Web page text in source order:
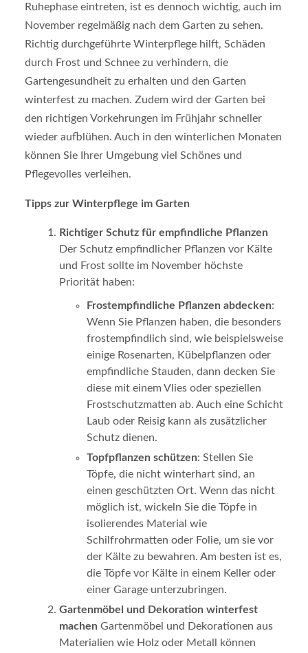
Ruhephase eintreten, ist es dennoch wichtig, auch im
November regelmäßig nach dem Garten zu sehen.
Richtig durchgeführte Winterpflege hilft, Schäden
durch Frost und Schnee zu verhindern, die
Gartengesundheit zu erhalten und den Garten
winterfest zu machen. Zudem wird der Garten bei
den richtigen Vorkehrungen im Frühjahr schneller
wieder aufblühen. Auch in den winterlichen Monaten
können Sie Ihrer Umgebung viel Schönes und
Pflegevolles verleihen.
Tipps zur Winterpflege im Garten
Richtiger Schutz für empfindliche Pflanzen
Der Schutz empfindlicher Pflanzen vor Kälte
und Frost sollte im November höchste
Priorität haben:
Frostempfindliche Pflanzen abdecken:
Wenn Sie Pflanzen haben, die besonders
frostempfindlich sind, wie beispielsweise
einige Rosenarten, Kübelpflanzen oder
empfindliche Stauden, dann decken Sie
diese mit einem Vlies oder speziellen
Frostschutzmatten ab. Auch eine Schicht
Laub oder Reisig kann als zusätzlicher
Schutz dienen.
Topfpflanzen schützen: Stellen Sie
Töpfe, die nicht winterhart sind, an
einen geschützten Ort. Wenn das nicht
möglich ist, wickeln Sie die Töpfe in
isolierendes Material wie
Schilfrohrmatten oder Folie, um sie vor
der Kälte zu bewahren. Am besten ist es,
die Töpfe vor Kälte in einem Keller oder
einer Garage unterzubringen.
Gartenmöbel und Dekoration winterfest
machen Gartenmöbel und Dekorationen aus
Materialien wie Holz oder Metall können